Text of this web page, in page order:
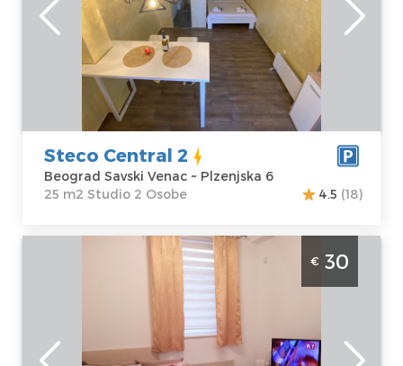
Lokacija:
Beograd Savski
Adresa:
Plzenjska 6
30 €
Gosti:2
Kvadratura :
m2
Struktura :
Studio
Steco Central 2
Beograd Savski Venac ~ Plzenjska 6
25 m2 Studio 2 Osobe
4.5 (18)
Studio Apartman Dilajla Beograd Zvezdara
je lepo uredjen stan na dan za 2 osobe u
Lokacija:
Gosti:2
€ 30